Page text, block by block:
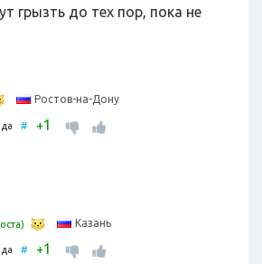
грызть до тех пор, пока не
Ростов-на-Дону
# +1
Казань
# +1